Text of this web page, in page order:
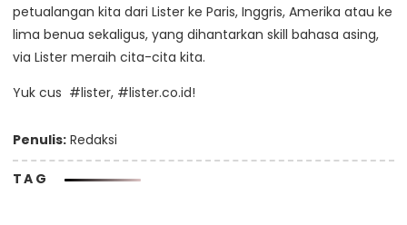
petualangan kita dari Lister ke Paris, Inggris, Amerika atau ke
lima benua sekaligus, yang dihantarkan skill bahasa asing,
via Lister meraih cita-cita kita.
Yuk cus #lister, #lister.co.id!
Penulis: Redaksi
TAG